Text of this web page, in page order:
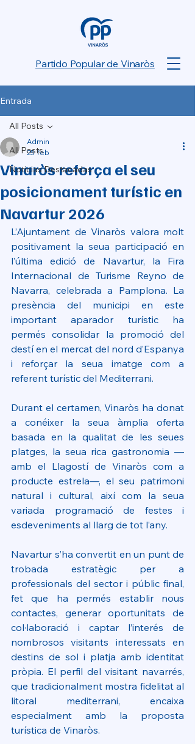
Partido Popular de Vinaròs
Entrada
All Posts
Noticias Destacadas
All Posts
Vinaròs reforça el seu
posicionament turístic en
Navartur 2026
Admin
25 feb
L’Ajuntament de Vinaròs valora molt
positivament la seua participació en
l’última edició de Navartur, la Fira
Internacional de Turisme Reyno de
Navarra, celebrada a Pamplona. La
presència del municipi en este
important aparador turístic ha
permés consolidar la promoció del
destí en el mercat del nord d’Espanya
i reforçar la seua imatge com a
referent turístic del Mediterrani.
Durant el certamen, Vinaròs ha donat
a conéixer la seua àmplia oferta
basada en la qualitat de les seues
platges, la seua rica gastronomia —
amb el Llagostí de Vinaròs com a
producte estrela—, el seu patrimoni
natural i cultural, així com la seua
variada programació de festes i
esdeveniments al llarg de tot l’any.
Navartur s’ha convertit en un punt de
trobada estratègic per a
professionals del sector i públic final,
fet que ha permés establir nous
contactes, generar oportunitats de
col·laboració i captar l’interés de
nombrosos visitants interessats en
destins de sol i platja amb identitat
pròpia. El perfil del visitant navarrés,
que tradicionalment mostra fidelitat al
litoral mediterrani, encaixa
especialment amb la proposta
turística de Vinaròs.